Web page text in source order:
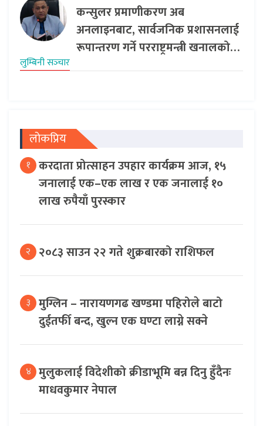
कन्सुलर प्रमाणीकरण अब
अनलाइनबाट, सार्वजनिक प्रशासनलाई
रूपान्तरण गर्ने परराष्ट्रमन्त्री खनालको…
लुम्बिनी सञ्‍चार
लोकप्रिय
१ करदाता प्रोत्साहन उपहार कार्यक्रम आज, १५
जनालाई एक–एक लाख र एक जनालाई १०
लाख रुपैयाँ पुरस्कार
२ २०८३ साउन २२ गते शुक्रबारको राशिफल
३ मुग्लिन – नारायणगढ खण्डमा पहिरोले बाटो
दुईतर्फी बन्द, खुल्न एक घण्टा लाग्ने सक्ने
४ मुलुकलाई विदेशीको क्रीडाभूमि बन्न दिनु हुँदैनः
माधवकुमार नेपाल